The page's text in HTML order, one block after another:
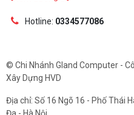
Hotline: 0334577086
© Chi Nhánh Gland Computer -
Xây Dựng HVD
Địa chỉ: Số 16 Ngõ 16 - Phố Thái